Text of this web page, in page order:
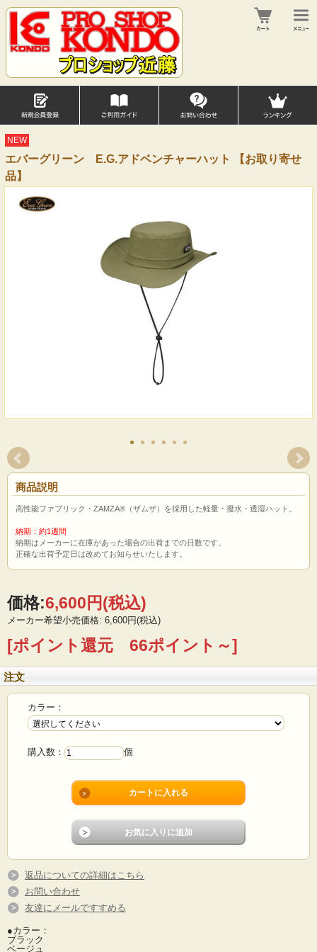
NEW
エバーグリーン E.G.アドベンチャーハット 【お取り寄せ
品】
商品説明
高性能ファブリック・ZAMZA®（ザムザ）を採用した軽量・撥水・透湿ハット。
納期：約1週間
納期はメーカーに在庫があった場合の出荷までの日数です。
正確な出荷予定日は改めてお知らせいたします。
価格:6,600円(税込)
メーカー希望小売価格: 6,600円(税込)
[ポイント還元 66ポイント～]
注文
カラー：
購入数： 個
返品についての詳細はこちら
お問い合わせ
友達にメールですすめる
●カラー：
ブラック
ベージュ